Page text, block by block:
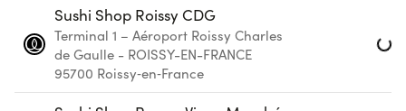
Sushi Shop Roissy CDG
Terminal 1 – Aéroport Roissy Charles
de Gaulle - ROISSY-EN-FRANCE
95700 Roissy‑en‑France